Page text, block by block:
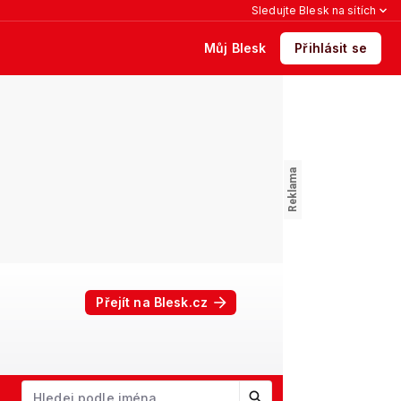
Sledujte Blesk na sítích
Můj Blesk Přihlásit se
Přejít na Blesk.cz
Y Z
Václav Klaus